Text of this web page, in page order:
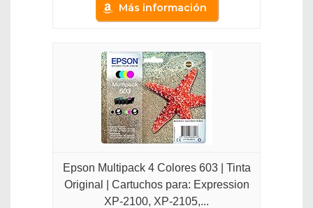
Más información
Epson Multipack 4 Colores 603 | Tinta
Original | Cartuchos para: Expression
XP-2100, XP-2105,...